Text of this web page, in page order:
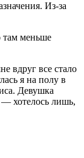
Из-за
там меньше
вдруг все стало
я на полу в
Девушка
хотелось лишь,